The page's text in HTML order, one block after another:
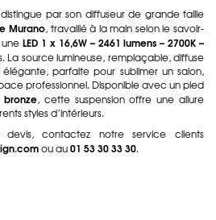
par son diffuseur de grande taille
Murano, travaillé à la main selon le savoir-
uneLED 1 x 16,6W – 2461 lumens – 2700K –
La source lumineuse, remplaçable, diffuse
parfaite pour sublimer un salon,
professionnel. Disponible avec un pied
, cette suspension offre une allure
styles d’intérieurs.
contactez notre service clients
ou au01 53 30 33 30.